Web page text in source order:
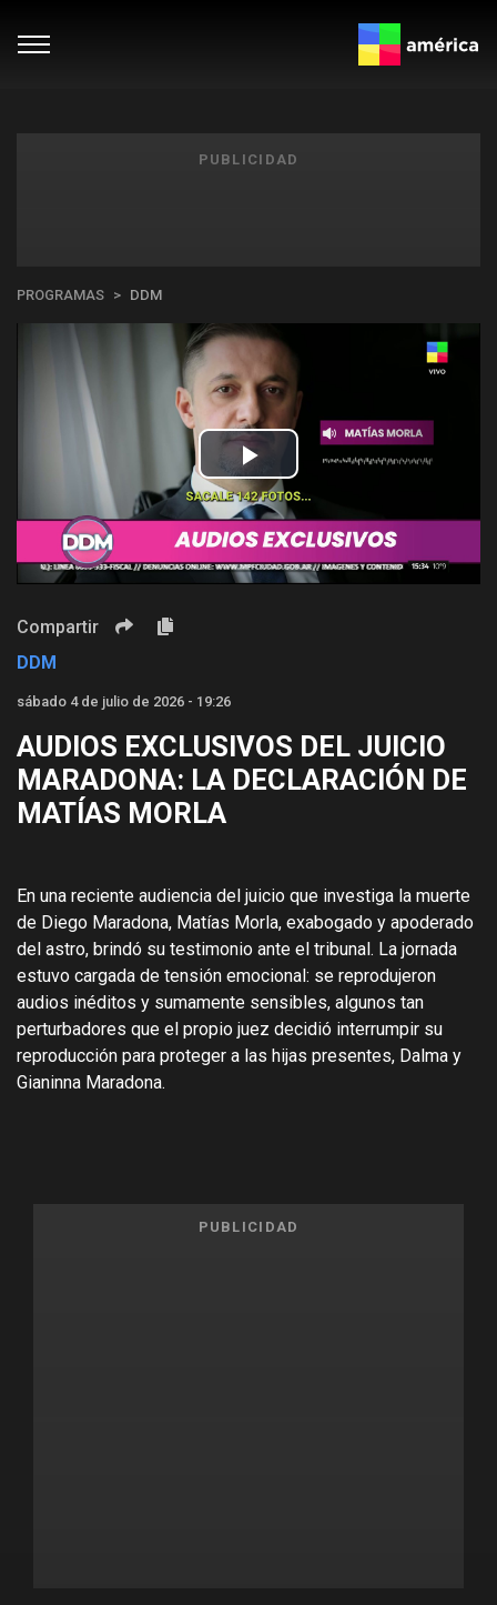
PUBLICIDAD
PROGRAMAS DDM
Play
Video
Compartir
DDM
sábado 4 de julio de 2026 - 19:26
AUDIOS EXCLUSIVOS DEL JUICIO
MARADONA: LA DECLARACIÓN DE
MATÍAS MORLA
En una reciente audiencia del juicio que investiga la muerte
de Diego Maradona, Matías Morla, exabogado y apoderado
del astro, brindó su testimonio ante el tribunal. La jornada
estuvo cargada de tensión emocional: se reprodujeron
audios inéditos y sumamente sensibles, algunos tan
perturbadores que el propio juez decidió interrumpir su
reproducción para proteger a las hijas presentes, Dalma y
Gianinna Maradona.
PUBLICIDAD